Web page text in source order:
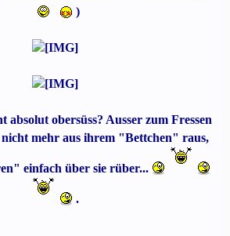
)
absolut obersüss? Ausser zum Fressen
mehr aus ihrem "Bettchen" raus,
einfach über sie rüber...
.